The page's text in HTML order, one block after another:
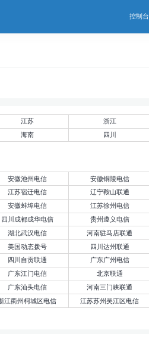
控制台
江苏 浙江
海南
四川
安徽池州电信 安徽铜陵电信
江苏宿迁电信
辽宁鞍山联通
安徽蚌埠电信
江苏徐州电信
四川成都成华电信
贵州遵义电信
湖北武汉电信
河南驻马店联通
美国动态拨号
四川达州联通
四川自贡联通
广东广州电信
广东江门电信
北京联通
广东汕头电信
河南三门峡联通
江衢州柯城区电信
江苏苏州吴江区电信